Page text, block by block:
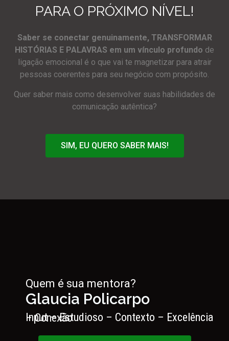
PARA O PRÓXIMO NÍVEL!
Saber se conectar genuinamente, TRANSFORMAR
HISTÓRIAS E PALAVRAS em um vínculo profundo de
ligação emocional é o que vai te magnetizar para atrair
pessoas coerentes para seu negócio com propósito.
Quer saber mais como desenvolver suas habilidades de
comunicação autêntica?
SIM, EU QUERO SABER MAIS!
Quem é sua mentora?
Glaucia Policarpo
Input – Estudioso – Contexto – Excelência – Conexão